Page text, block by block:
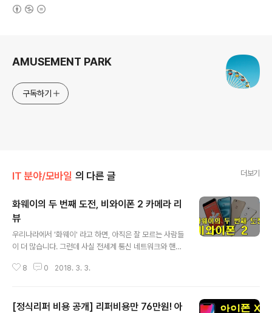
AMUSEMENT PARK
구독하기
IT 분야/모바일 의 다른 글 더보기
화웨이의 두 번째 도전, 비와이폰 2 카메라 리
뷰
우리나라에서 '화웨이' 라고 하면, 아직은 잘 모르는 사람들
이 더 많습니다. 그런데 사실 전세계 통신 네트워크와 핸드
막강한 업체 중 하나입니다. 대중적으로는 '샤오미' 라는 브
트폰과 타블렛 등을 국내에서도 만나볼 수 있는데, 대중적
8 0 2018. 3. 3.
[정식리퍼 비용 공개] 리퍼비용만 76만원! 아